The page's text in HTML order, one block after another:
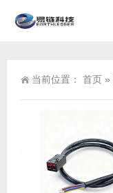
当前位置： 首页 »